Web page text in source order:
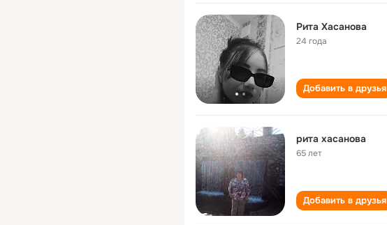
Рита Хасанова
24 года
Добавить в друзья
рита хасанова
65 лет
Добавить в друзья